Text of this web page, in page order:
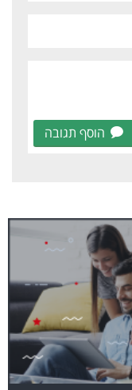
הוסף תגובה